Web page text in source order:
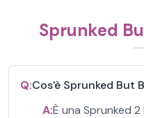
Sprunked
Q:Cos'è Sprunked But
A:È una Sprunked